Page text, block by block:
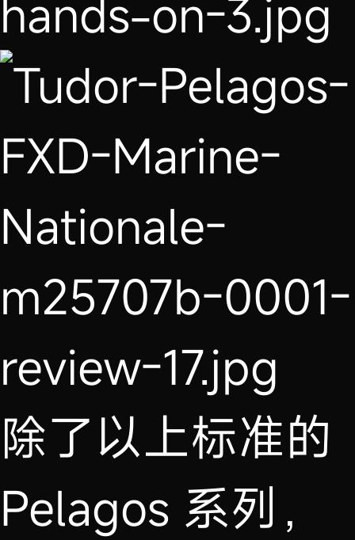
除了以上标准的
Pelagos 系列，